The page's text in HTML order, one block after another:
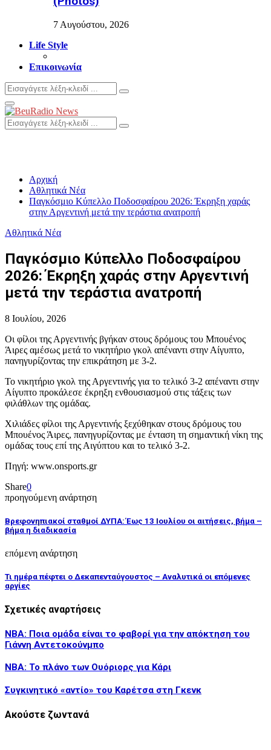
7 Αυγούστου, 2026
Life Style
Επικοινωνία
Search
for:
Search
Primary
Menu
Search
for:
Search
Αρχική
Αθλητικά Νέα
Παγκόσμιο Κύπελλο Ποδοσφαίρου 2026: Έκρηξη χαράς
στην Αργεντινή μετά την τεράστια ανατροπή
Αθλητικά Νέα
Παγκόσμιο Κύπελλο Ποδοσφαίρου
2026: Έκρηξη χαράς στην Αργεντινή
μετά την τεράστια ανατροπή
8 Ιουλίου, 2026
Οι φίλοι της Αργεντινής βγήκαν στους δρόμους του Μπουένος
Άιρες αμέσως μετά το νικητήριο γκολ απέναντι στην Αίγυπτο,
πανηγυρίζοντας την επικράτηση με 3-2.
Το νικητήριο γκολ της Αργεντινής για το τελικό 3-2 απέναντι στην
Αίγυπτο προκάλεσε έκρηξη ενθουσιασμού στις τάξεις των
φιλάθλων της ομάδας.
Χιλιάδες φίλοι της Αργεντινής ξεχύθηκαν στους δρόμους του
Μπουένος Άιρες, πανηγυρίζοντας με ένταση τη σημαντική νίκη της
ομάδας τους επί της Αιγύπτου και το τελικό 3-2.
Πηγή: www.onsports.gr
Share0
προηγούμενη ανάρτηση
Βρεφονηπιακοί σταθμοί ΔΥΠΑ: Έως 13 Ιουλίου οι αιτήσεις, βήμα –
βήμα η διαδικασία
επόμενη ανάρτηση
Τι ημέρα πέφτει ο Δεκαπενταύγουστος – Αναλυτικά οι επόμενες
αργίες
Σχετικές αναρτήσεις
NBA: Ποια ομάδα είναι το φαβορί για την απόκτηση του
Γιάννη Αντετοκούνμπο
NBA: Το πλάνο των Ουόριορς για Κάρι
Συγκινητικό «αντίο» του Καρέτσα στη Γκενκ
Ακούστε ζωντανά